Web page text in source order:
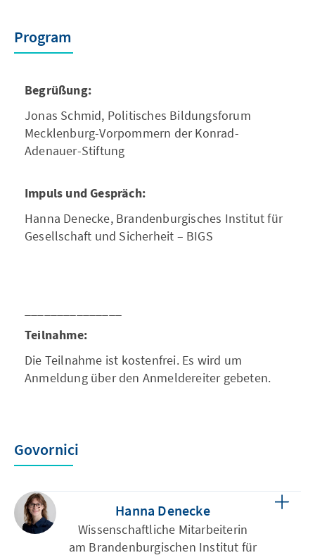
Program
Begrüßung:
Jonas Schmid, Politisches Bildungsforum
Mecklenburg-Vorpommern der Konrad-
Adenauer-Stiftung
Impuls und Gespräch:
Hanna Denecke, Brandenburgisches Institut für
Gesellschaft und Sicherheit – BIGS
Teilnahme:
Die Teilnahme ist kostenfrei. Es wird um
Anmeldung über den Anmeldereiter gebeten.
Govornici
Hanna Denecke
Wissenschaftliche Mitarbeiterin
am Brandenburgischen Institut für